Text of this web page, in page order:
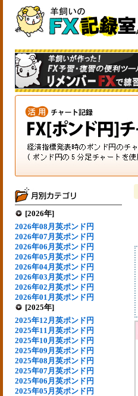
[2026年]
2026年08月英ポンド円
2026年07月英ポンド円
2026年06月英ポンド円
2026年05月英ポンド円
2026年04月英ポンド円
2026年03月英ポンド円
2026年02月英ポンド円
2026年01月英ポンド円
[2025年]
2025年12月英ポンド円
2025年11月英ポンド円
2025年10月英ポンド円
2025年09月英ポンド円
2025年08月英ポンド円
2025年07月英ポンド円
2025年06月英ポンド円
2025年05月英ポンド円